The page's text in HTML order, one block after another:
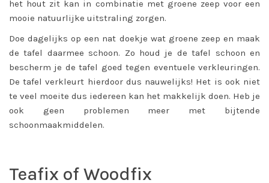
het hout zit kan in combinatie met groene zeep voor een
mooie natuurlijke uitstraling zorgen.
Doe dagelijks op een nat doekje wat groene zeep en maak
de tafel daarmee schoon. Zo houd je de tafel schoon en
bescherm je de tafel goed tegen eventuele verkleuringen.
De tafel verkleurt hierdoor dus nauwelijks! Het is ook niet
te veel moeite dus iedereen kan het makkelijk doen. Heb je
ook geen problemen meer met bijtende
schoonmaakmiddelen.
Teafix of Woodfix